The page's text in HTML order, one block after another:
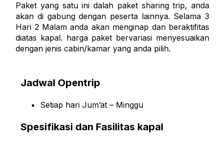
Paket yang satu ini dalah paket sharing trip, anda
akan di gabung dengan peserta lainnya. Selama 3
Hari 2 Malam anda akan menginap dan beraktifitas
diatas kapal. harga paket bervariasi menyesuaikan
dengan jenis cabin/kamar yang anda pilih.
Jadwal Opentrip
Setiap hari Jum’at – Minggu
Spesifikasi dan Fasilitas kapal